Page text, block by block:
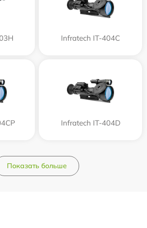
Infratech IT-404C
Infratech IT-404D
Показать больше